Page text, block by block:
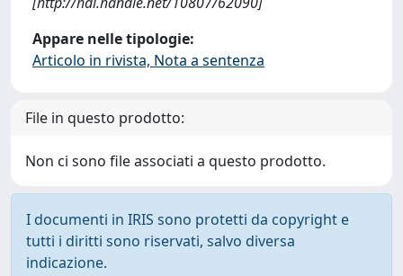
Appare nelle tipologie:
Articolo in rivista, Nota a sentenza
File in questo prodotto:
Non ci sono file associati a questo prodotto.
I documenti in IRIS sono protetti da copyright e
tutti i diritti sono riservati, salvo diversa
indicazione.